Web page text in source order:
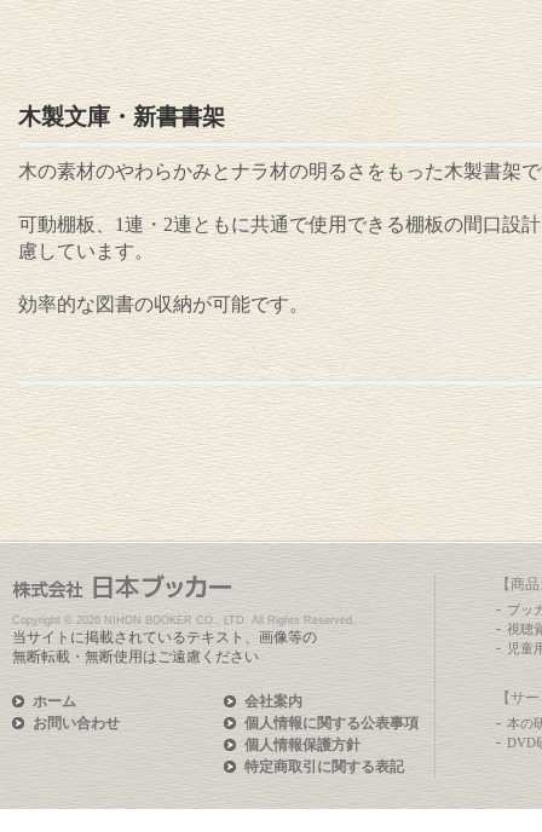
木製文庫・新書書架
木の素材のやわらかみとナラ材の明るさをもった木製書架
可動棚板、1連・2連ともに共通で使用できる棚板の間口設
慮しています。
効率的な図書の収納が可能です。
Copyright © 2026 NIHON BOOKER CO., LTD. All Rights Reserved.
当サイトに掲載されているテキスト、画像等の
無断転載・無断使用はご遠慮ください
ホーム
お問い合わせ
会社案内
個人情報に関する公表事項
個人情報保護方針
特定商取引に関する表記
【商
ブッ
視聴
児童
【サ
本の
DVD